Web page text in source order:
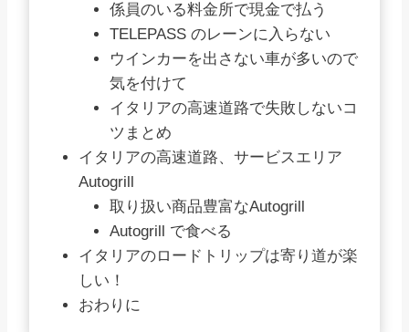
係員のいる料金所で現金で払う
TELEPASS のレーンに入らない
ウインカーを出さない車が多いので
気を付けて
イタリアの高速道路で失敗しないコ
ツまとめ
イタリアの高速道路、サービスエリア
Autogrill
取り扱い商品豊富なAutogrill
Autogrill で食べる
イタリアのロードトリップは寄り道が楽
しい！
おわりに